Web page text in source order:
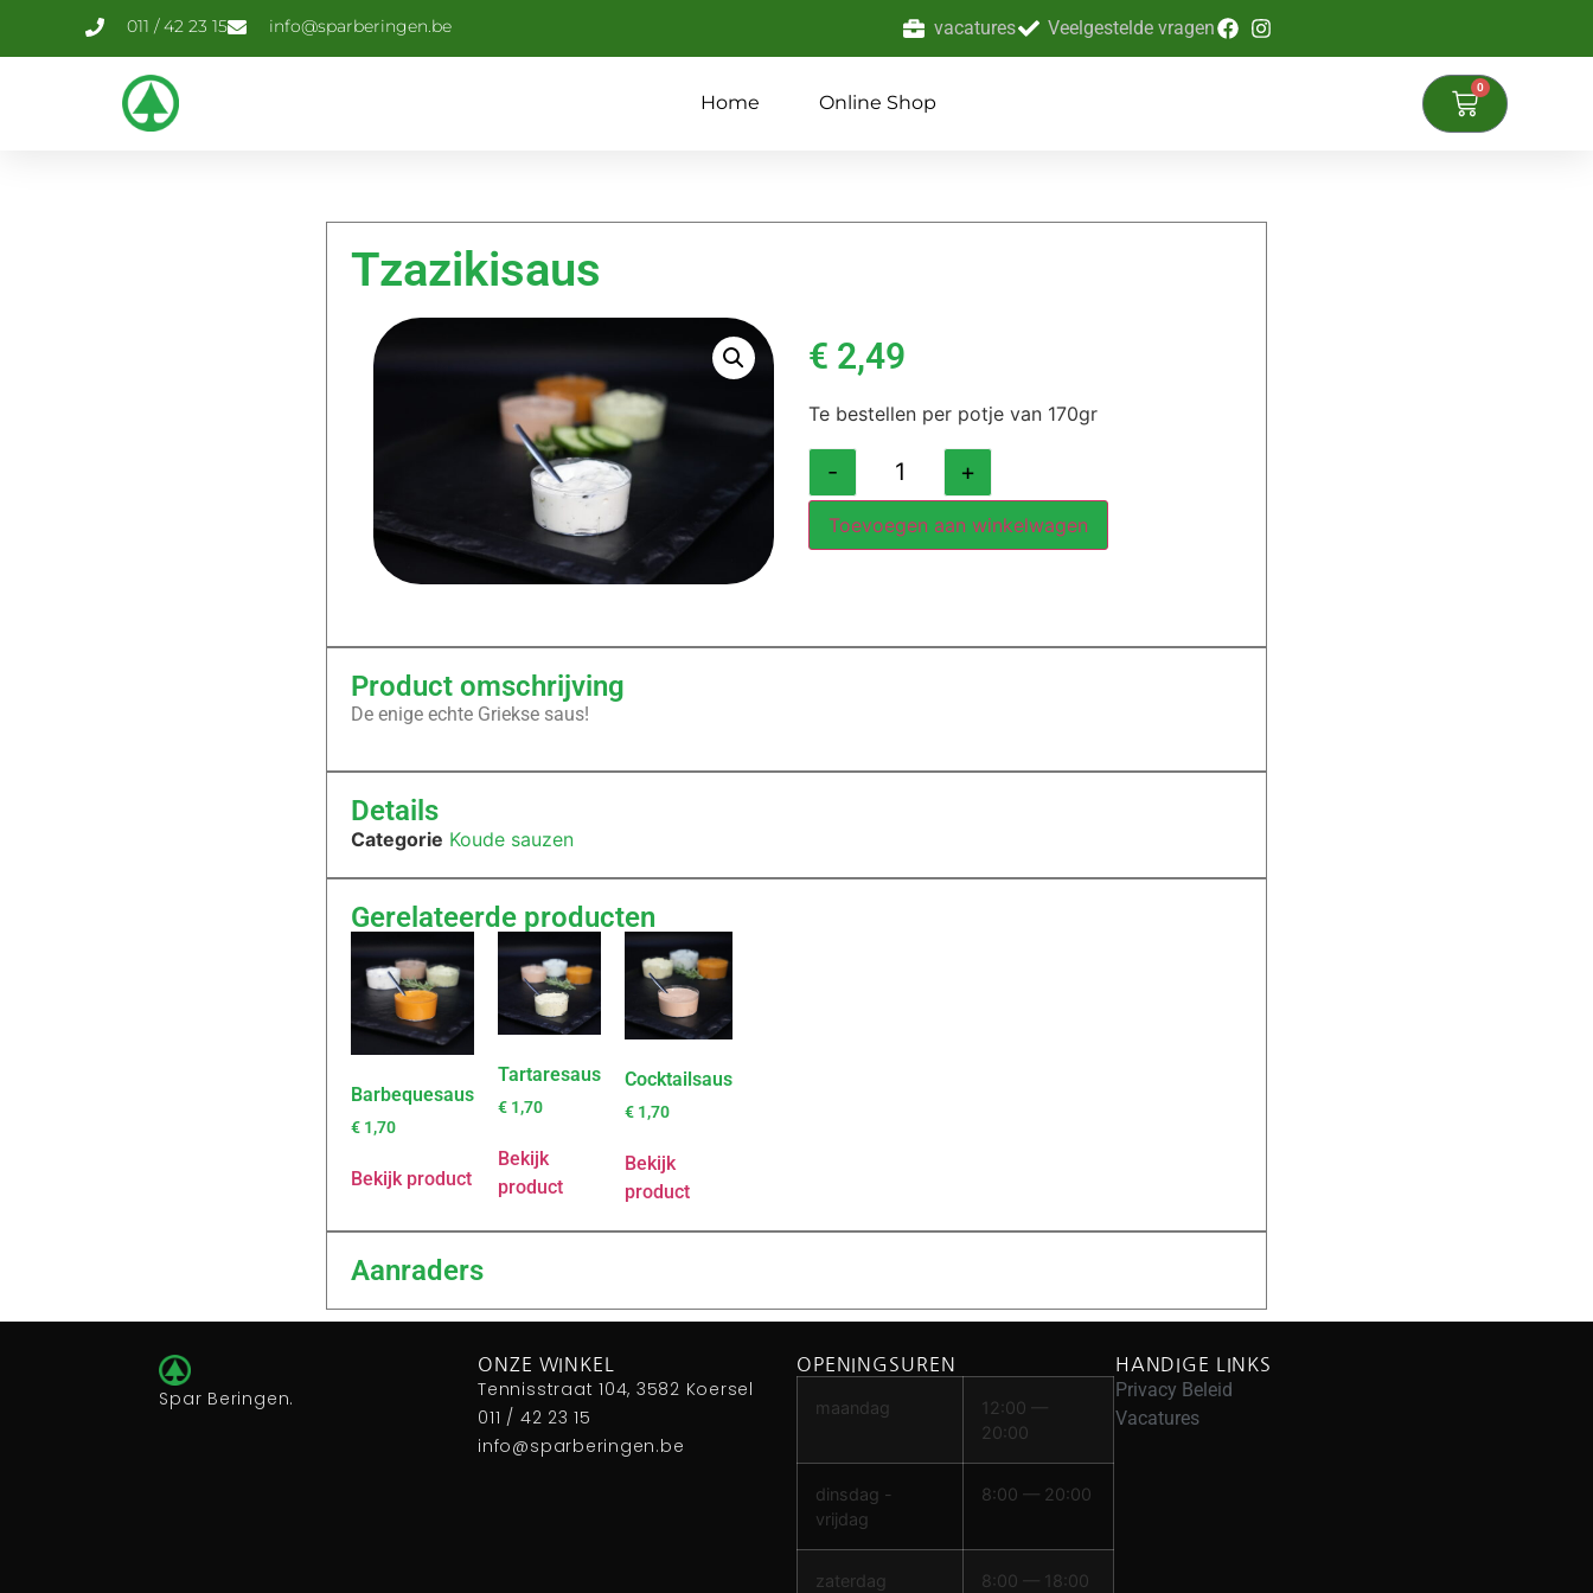
011 / 42 23 15 info@sparberingen.be vacatures Veelgestelde vragen
Home Online Shop
0
Tzazikisaus
€ 2,49
Te bestellen per potje van 170gr
- +
Toevoegen aan winkelwagen
Product omschrijving
De enige echte Griekse saus!
Details
Categorie Koude sauzen
Gerelateerde producten
Barbequesaus
€1,70
Bekijk product
Tartaresaus
€1,70
Bekijk
product
Cocktailsaus
€1,70
Bekijk
product
Aanraders
Spar Beringen.
ONZE WINKEL
Tennisstraat 104, 3582 Koersel
011 / 42 23 15
info@sparberingen.be
OPENINGSUREN
maandag
12:00 —
20:00
dinsdag -
vrijdag
8:00 — 20:00
zaterdag 8:00 — 18:00
HANDIGE LINKS
Privacy Beleid
Vacatures